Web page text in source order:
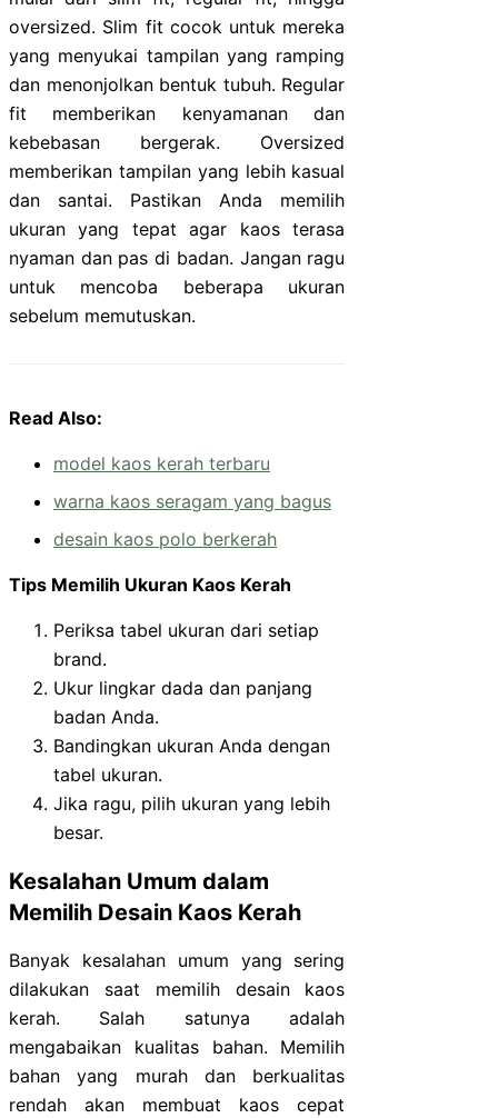
oversized. Slim fit cocok untuk mereka
yang menyukai tampilan yang ramping
dan menonjolkan bentuk tubuh. Regular
fit memberikan kenyamanan dan
kebebasan bergerak. Oversized
memberikan tampilan yang lebih kasual
dan santai. Pastikan Anda memilih
ukuran yang tepat agar kaos terasa
nyaman dan pas di badan. Jangan ragu
untuk mencoba beberapa ukuran
sebelum memutuskan.
Read Also:
model kaos kerah terbaru
warna kaos seragam yang bagus
desain kaos polo berkerah
Tips Memilih Ukuran Kaos Kerah
Periksa tabel ukuran dari setiap
brand.
Ukur lingkar dada dan panjang
badan Anda.
Bandingkan ukuran Anda dengan
tabel ukuran.
Jika ragu, pilih ukuran yang lebih
besar.
Kesalahan Umum dalam
Memilih Desain Kaos Kerah
Banyak kesalahan umum yang sering
dilakukan saat memilih desain kaos
kerah. Salah satunya adalah
mengabaikan kualitas bahan. Memilih
bahan yang murah dan berkualitas
rendah akan membuat kaos cepat